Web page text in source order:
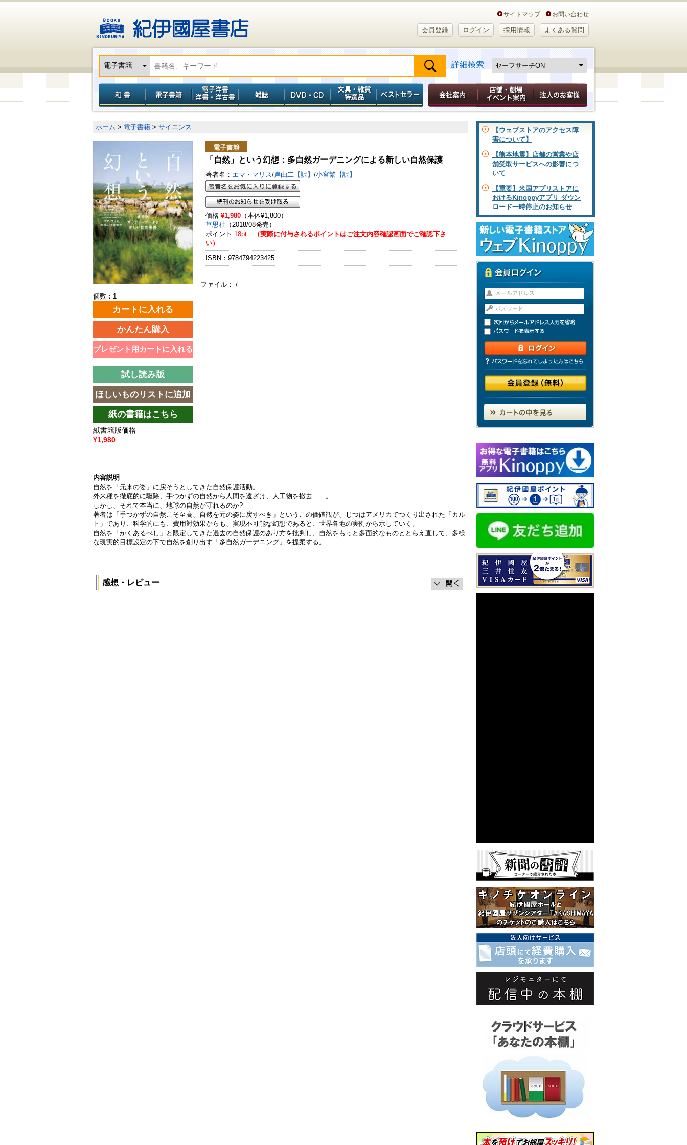
サイトマップ お問い合わせ
会員登録 ログイン 採用情報 よくある質問
詳細検索
ホーム > 電子書籍 > サイエンス
個数：1
紙書籍版価格
¥1,980
電子書籍
「自然」という幻想：多自然ガーデニングによる新しい自然保護
著者名： エマ・マリス/岸由二【訳】 /小宮繁【訳】
価格 ¥1,980 （本体¥1,800）
草思社 （2018/08発売）
ポイント 18pt （実際に付与されるポイントはご注文内容確認画面でご確認下さ
い）
ISBN：9784794223425
ファイル： /
内容説明
自然を「元来の姿」に戻そうとしてきた自然保護活動。
外来種を徹底的に駆除、手つかずの自然から人間を遠ざけ、人工物を撤去……。
しかし、それで本当に、地球の自然が守れるのか?
著者は「手つかずの自然こそ至高、自然を元の姿に戻すべき」というこの価値観が、じつはアメリカでつくり出された「カル
ト」であり、科学的にも、費用対効果からも、実現不可能な幻想であると、世界各地の実例から示していく。
自然を「かくあるべし」と限定してきた過去の自然保護のあり方を批判し、自然をもっと多面的なものととらえ直して、多様
な現実的目標設定の下で自然を創り出す「多自然ガーデニング」を提案する。
感想・レビュー
【ウェブストアのアクセス障
害について】
【熊本地震】店舗の営業や店
舗受取サービスへの影響につ
いて
【重要】米国アプリストアに
おけるKinoppyアプリ ダウン
ロード一時停止のお知らせ